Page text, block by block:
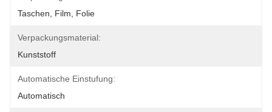
Taschen, Film, Folie
Verpackungsmaterial:
Kunststoff
Automatische Einstufung:
Automatisch